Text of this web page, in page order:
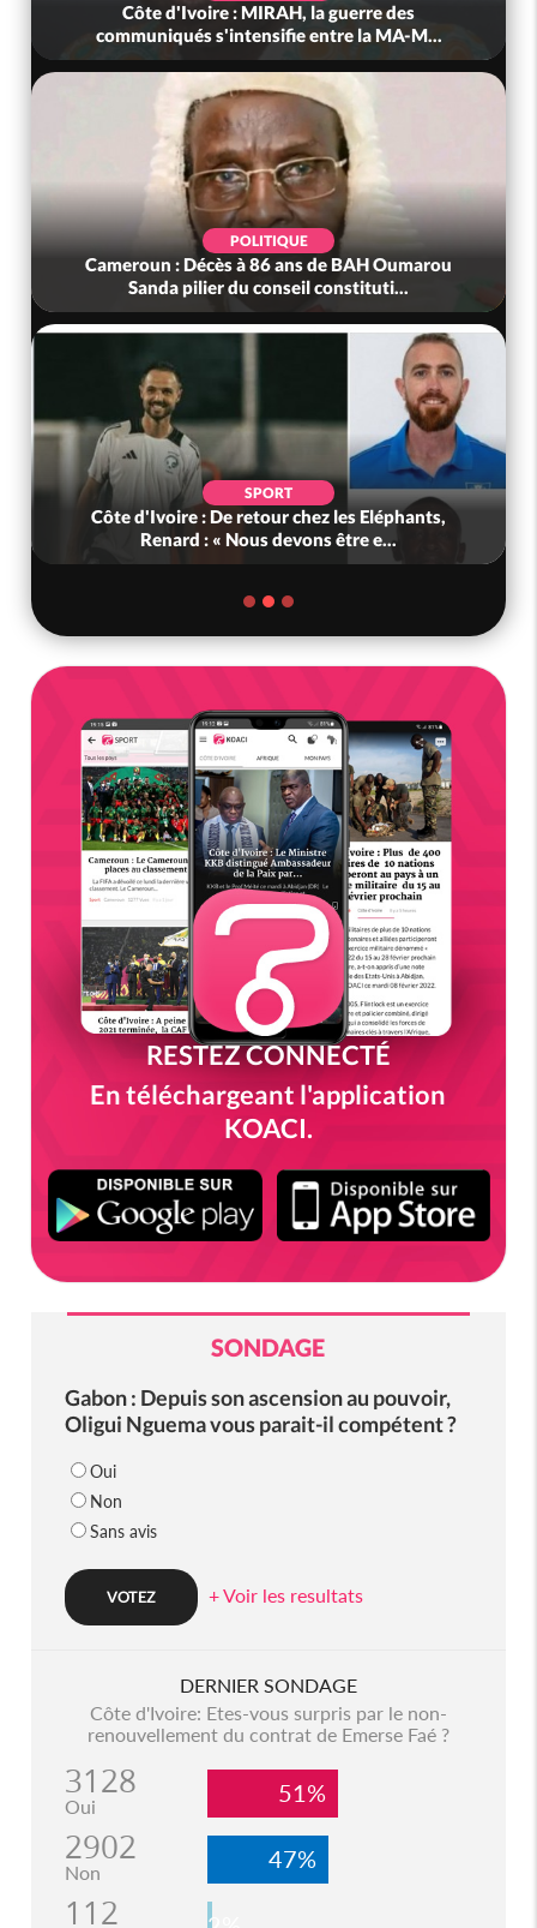
Côte d'Ivoire : MIRAH, la guerre des
communiqués s'intensifie entre la MA-M...
POLITIQUE
Cameroun : Décès à 86 ans de BAH Oumarou
Sanda pilier du conseil constituti...
SPORT
Côte d'Ivoire : De retour chez les Eléphants,
Renard : « Nous devons être e...
RESTEZ CONNECTÉ
En téléchargeant l'application
KOACI.
SONDAGE
Gabon : Depuis son ascension au pouvoir,
Oligui Nguema vous parait-il compétent ?
Oui
Non
Sans avis
+ Voir les resultats
DERNIER SONDAGE
Côte d'Ivoire: Etes-vous surpris par le non-
renouvellement du contrat de Emerse Faé ?
3128
Oui 51%
2902
Non 47%
112